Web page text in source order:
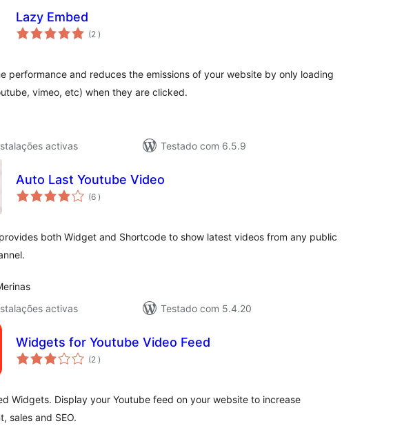
Lazy Embed
(2 classificações
)
performance and reduces the emissions of your website by only loading
vimeo, etc) when they are clicked.
activas
Testado com 6.5.9
Auto Last Youtube Video
(6 classificações
)
both Widget and Shortcode to show latest videos from any public
activas
Testado com 5.4.20
Widgets for Youtube Video Feed
(2 classificações
)
Widgets. Display your Youtube feed on your website to increase
sales and SEO.